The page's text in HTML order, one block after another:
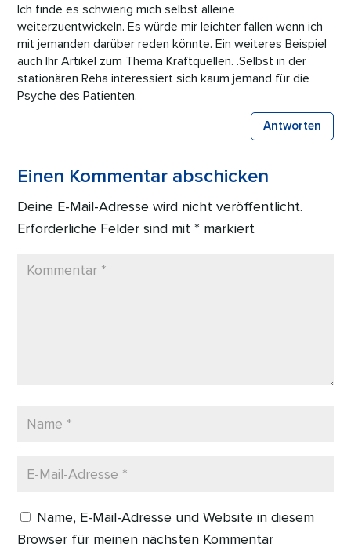
Ich finde es schwierig mich selbst alleine
weiterzuentwickeln. Es würde mir leichter fallen wenn ich
mit jemanden darüber reden könnte. Ein weiteres Beispiel
auch Ihr Artikel zum Thema Kraftquellen. .Selbst in der
stationären Reha interessiert sich kaum jemand für die
Psyche des Patienten.
Antworten
Einen Kommentar abschicken
Deine E-Mail-Adresse wird nicht veröffentlicht.
Erforderliche Felder sind mit* markiert
Name, E-Mail-Adresse und Website in diesem
Browser für meinen nächsten Kommentar